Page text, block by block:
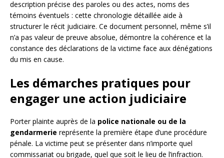
description précise des paroles ou des actes, noms des
témoins éventuels : cette chronologie détaillée aide à
structurer le récit judiciaire. Ce document personnel, même s’il
n’a pas valeur de preuve absolue, démontre la cohérence et la
constance des déclarations de la victime face aux dénégations
du mis en cause.
Les démarches pratiques pour
engager une action judiciaire
Porter plainte auprès de la police nationale ou de la
gendarmerie représente la première étape d’une procédure
pénale. La victime peut se présenter dans n’importe quel
commissariat ou brigade, quel que soit le lieu de l’infraction.